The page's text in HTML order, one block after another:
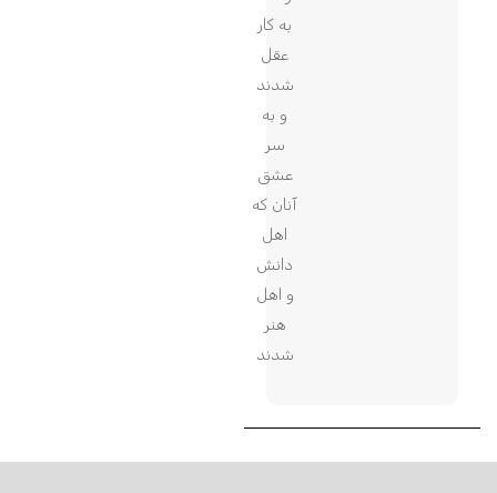
به کار
عقل
شدند
و به
سر
عشق
آنان که
اهل
دانش
و اهل
هنر
شدند